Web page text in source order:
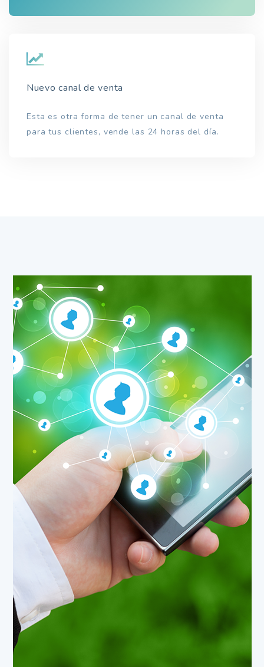
Nuevo canal de venta
Esta es otra forma de tener un canal de venta
para tus clientes, vende las 24 horas del día.